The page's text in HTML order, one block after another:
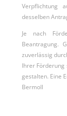
Verpflichtung
desselben
Je nach
Beantragung.
zuverlässig
Ihrer
gestalten. Eine
Bermoll